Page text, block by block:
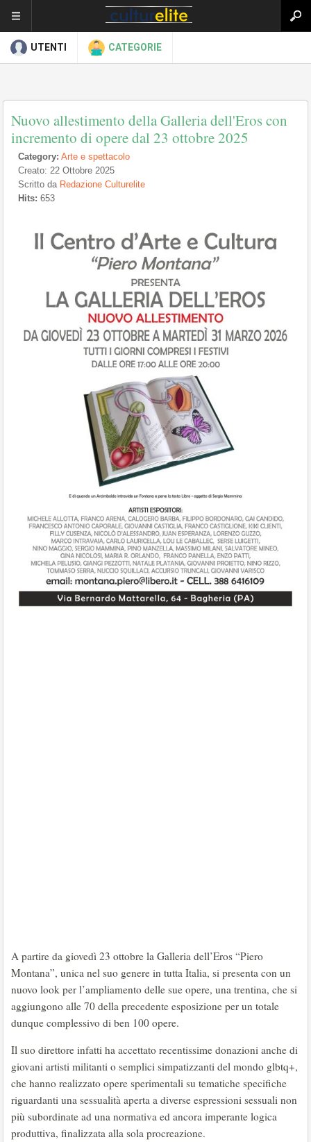
UTENTI CATEGORIE
Nuovo allestimento della Galleria dell'Eros con
incremento di opere dal 23 ottobre 2025
Category: Arte e spettacolo
Creato: 22 Ottobre 2025
Scritto da Redazione Culturelite
Hits: 653
A partire da giovedì 23 ottobre la Galleria dell’Eros “Piero
Montana”, unica nel suo genere in tutta Italia, si presenta con un
nuovo look per l’ampliamento delle sue opere, una trentina, che si
aggiungono alle 70 della precedente esposizione per un totale
dunque complessivo di ben 100 opere.
Il suo direttore infatti ha accettato recentissime donazioni anche di
giovani artisti militanti o semplici simpatizzanti del mondo glbtq+,
che hanno realizzato opere sperimentali su tematiche specifiche
riguardanti una sessualità aperta a diverse espressioni sessuali non
più subordinate ad una normativa ed ancora imperante logica
produttiva, finalizzata alla sola procreazione.